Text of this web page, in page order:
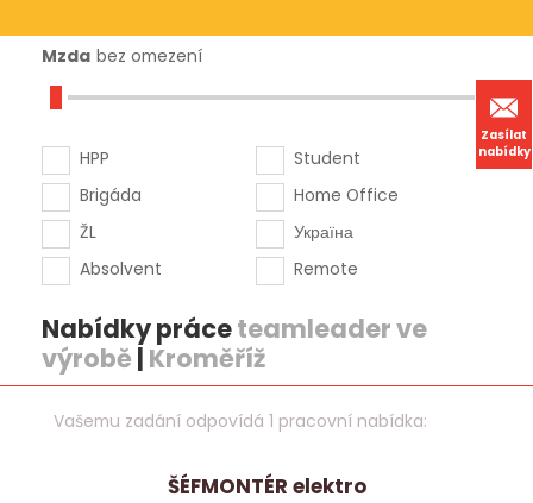
Zasílat
nabídky
Mzda bez omezení
HPP
Brigáda
ŽL
Absolvent
Student
Home Office
Україна
Remote
Nabídky práceteamleader ve
výrobě | Kroměříž
Vašemu zadání odpovídá 1 pracovní nabídka:
ŠÉFMONTÉR elektro